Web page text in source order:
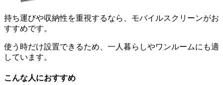
持ち運びや収納性を重視するなら、モバイルスクリーンがお
すすめです。
使う時だけ設置できるため、一人暮らしやワンルームにも適
しています。
こんな人におすすめ